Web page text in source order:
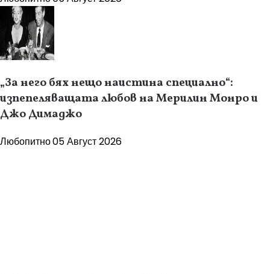
„За него бях нещо наистина специално“:
изпепеляващата любов на Мерилин Монро и
Джо Димаджо
Любопитно05 Август 2026